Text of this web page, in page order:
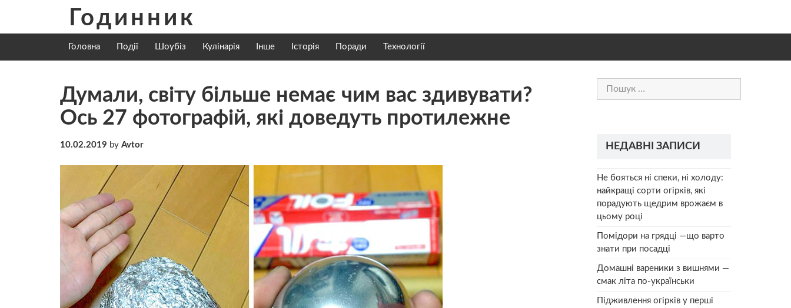
content
Годинник
Головна Події Шоубіз Кулінарія Інше Історія Поради Технології
Думали, світу більше немає чим вас здивувати?
Ось 27 фотографій, які доведуть протилежне
10.02.2019 by Avtor
Пошук:
НЕДАВНІ ЗАПИСИ
Не бояться ні спеки, ні холоду:
найкращі сорти огірків, які
порадують щедрим врожаєм в
цьому році
Помідори на грядці —що варто
знати при посадці
Домашні вареники з вишнями —
смак літа по-українськи
Підживлення огірків у перші